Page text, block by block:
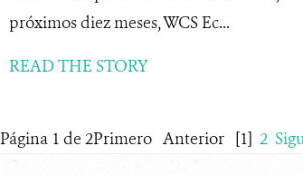
próximos diez meses, WCS Ec...
READ THE STORY
Página 1 de 2Primero Anterior [1] 2